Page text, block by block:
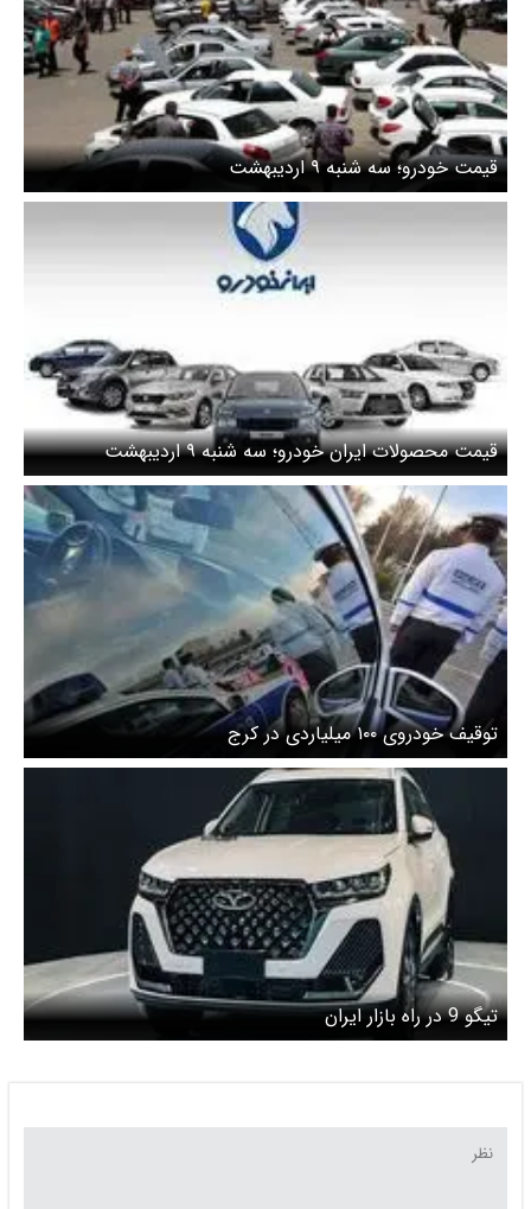
قیمت خودرو؛ سه شنبه ۹ اردیبهشت
قیمت محصولات ایران خودرو؛ سه شنبه ۹ اردیبهشت
توقیف خودروی ‎۱۰۰ میلیاردی در کرج
تیگو 9 در راه بازار ایران